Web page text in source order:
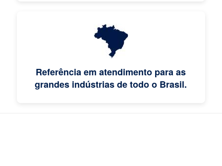
Referência em atendimento para as
grandes indústrias de todo o Brasil.